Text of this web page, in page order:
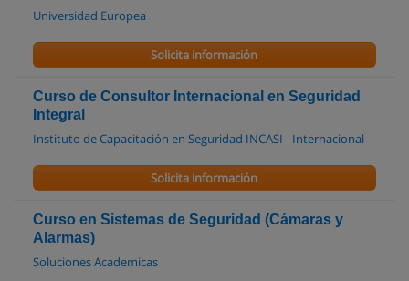
Universidad Europea
Solicita información
Curso de Consultor Internacional en Seguridad
Integral
Instituto de Capacitación en Seguridad INCASI - Internacional
Solicita información
Curso en Sistemas de Seguridad (Cámaras y
Alarmas)
Soluciones Academicas